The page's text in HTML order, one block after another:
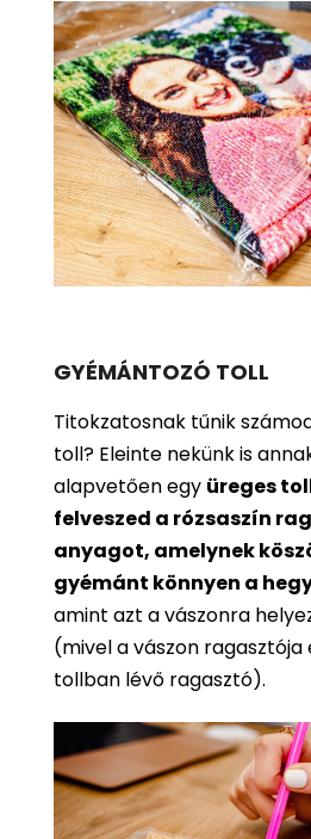
GYÉMÁNTOZÓ TOLL
Titokzatosnak tűnik
toll? Eleinte nekünk is
alapvetően egy üreges
felveszed a rózsaszín
anyagot, amelynek
gyémánt könnyen a
amint azt a vászonra
(mivel a vászon
tollban lévő ragasztó).